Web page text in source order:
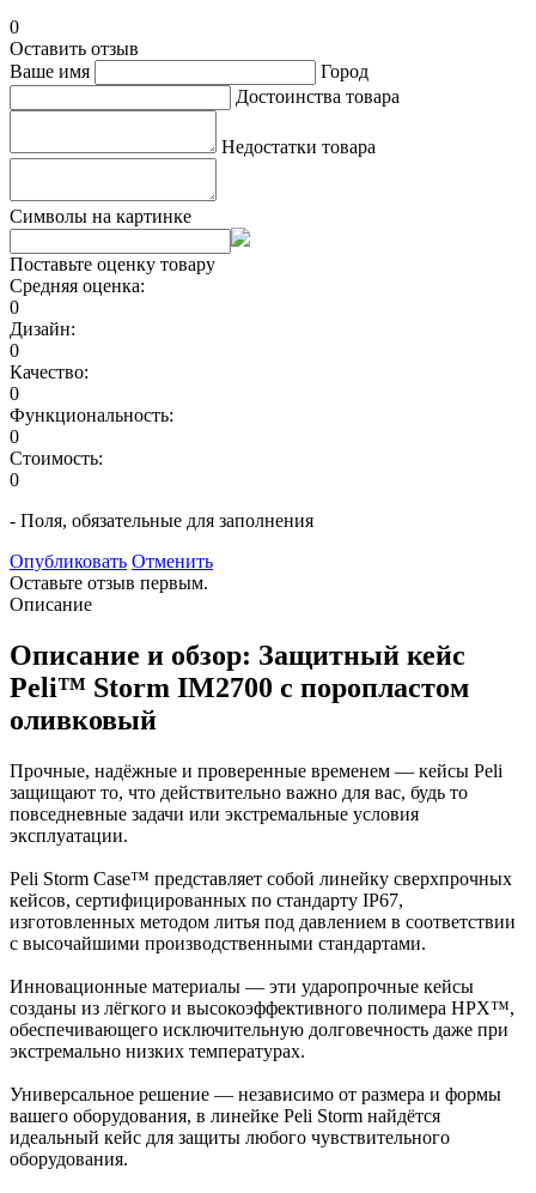
0
Оставить отзыв
Ваше имя
Город
Достоинства товара
Недостатки товара
Символы на картинке
Поставьте оценку товару
Средняя оценка:
0
Дизайн:
0
Качество:
0
Функциональность:
0
Стоимость:
0
- Поля, обязательные для заполнения
Опубликовать Отменить
Оставьте отзыв первым.
Описание
Описание и обзор: Защитный кейс
Peli™ Storm IM2700 с поропластом
оливковый
Прочные, надёжные и проверенные временем — кейсы Peli
защищают то, что действительно важно для вас, будь то
повседневные задачи или экстремальные условия
эксплуатации.
Peli Storm Case™ представляет собой линейку сверхпрочных
кейсов, сертифицированных по стандарту IP67,
изготовленных методом литья под давлением в соответствии
с высочайшими производственными стандартами.
Инновационные материалы — эти ударопрочные кейсы
созданы из лёгкого и высокоэффективного полимера HPX™,
обеспечивающего исключительную долговечность даже при
экстремально низких температурах.
Универсальное решение — независимо от размера и формы
вашего оборудования, в линейке Peli Storm найдётся
идеальный кейс для защиты любого чувствительного
оборудования.